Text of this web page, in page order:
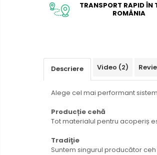
TRANSPORT RAPID ÎN
ROMÂNIA
Descriere Video (2)
Alege cel mai performant
Producție cehă
Tot materialul pentru acoperiș
Tradiţie
Suntem singurul producător